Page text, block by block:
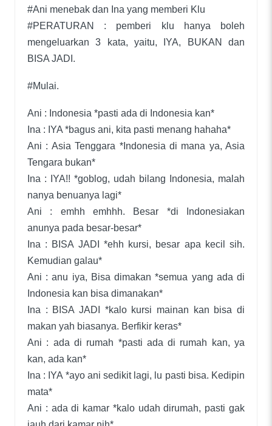
#Ani menebak dan Ina yang memberi Klu
#PERATURAN : pemberi klu hanya boleh
mengeluarkan 3 kata, yaitu, IYA, BUKAN dan
BISA JADI.
#Mulai.
Ani : Indonesia *pasti ada di Indonesia kan*
Ina : IYA *bagus ani, kita pasti menang hahaha*
Ani : Asia Tenggara *Indonesia di mana ya, Asia
Tengara bukan*
Ina : IYA!! *goblog, udah bilang Indonesia, malah
nanya benuanya lagi*
Ani : emhh emhhh. Besar *di Indonesiakan
anunya pada besar-besar*
Ina : BISA JADI *ehh kursi, besar apa kecil sih.
Kemudian galau*
Ani : anu iya, Bisa dimakan *semua yang ada di
Indonesia kan bisa dimanakan*
Ina : BISA JADI *kalo kursi mainan kan bisa di
makan yah biasanya. Berfikir keras*
Ani : ada di rumah *pasti ada di rumah kan, ya
kan, ada kan*
Ina : IYA *ayo ani sedikit lagi, lu pasti bisa. Kedipin
mata*
Ani : ada di kamar *kalo udah dirumah, pasti gak